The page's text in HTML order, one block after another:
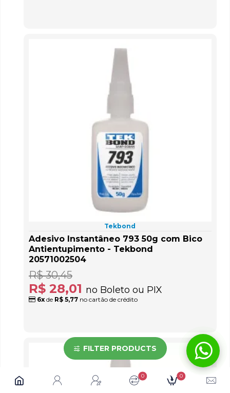
Tekbond
Adesivo Instantâneo 793 50g com Bico
Antientupimento - Tekbond
20571002504
R$ 28,01 no Boleto ou PIX
R$ 30,45
6x de R$ 5,77 no cartão de crédito
0 0
FILTER PRODUCTS